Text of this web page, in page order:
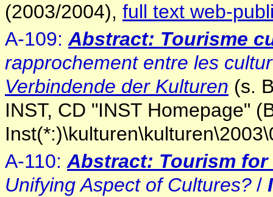
(2003/2004), full text web-
A-109: Abstract: Tourisme
rapprochement entre les
Verbindende der Kulturen (s.
INST, CD "INST Homepage"
A-110: Abstract: Tourism
Unifying Aspect of Cultures? /